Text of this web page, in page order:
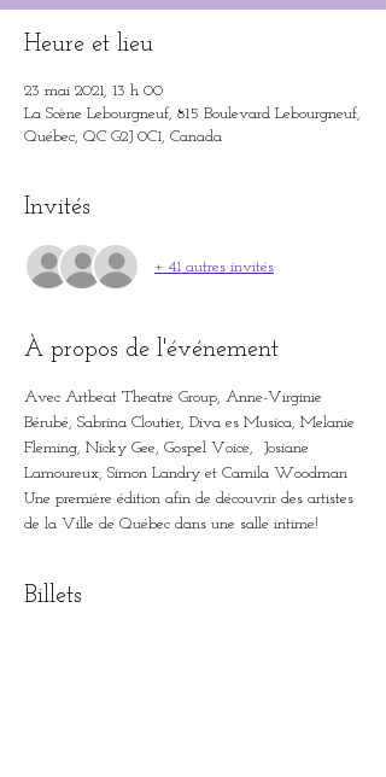
Heure et lieu
23 mai 2021, 13 h 00
La Scène Lebourgneuf, 815 Boulevard Lebourgneuf,
Québec, QC G2J 0C1, Canada
Invités
+ 41 autres invités
À propos de l'événement
Avec Artbeat Theatre Group, Anne-Virginie
Bérubé, Sabrina Cloutier, Diva es Musica, Melanie
Fleming, Nicky Gee, Gospel Voice,  Josiane
Lamoureux, Simon Landry et Camila Woodman
Une première édition afin de découvrir des artistes
de la Ville de Québec dans une salle intime!
Billets